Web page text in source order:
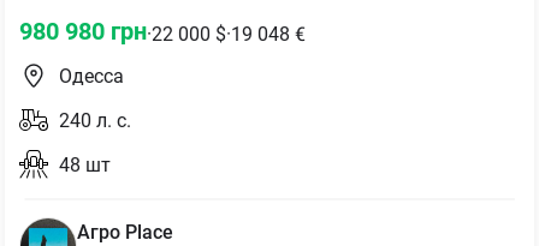
980 980 грн·22 000 $·19 048 €
Одесса
240 л. с.
48 шт
Aгро Place